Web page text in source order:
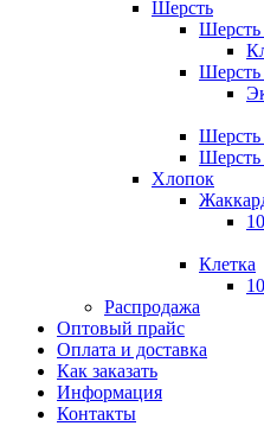
Шерсть
Шерсть
Шерсть
Шерсть
Шерсть
Хлопок
Клетка
Распродажа
Оптовый прайс
Оплата и доставка
Как заказать
Информация
Контакты